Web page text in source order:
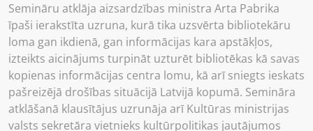
Semināru atklāja aizsardzības ministra Arta Pabrika
īpaši ierakstīta uzruna, kurā tika uzsvērta bibliotekāru
loma gan ikdienā, gan informācijas kara apstākļos,
izteikts aicinājums turpināt uzturēt bibliotēkas kā savas
kopienas informācijas centra lomu, kā arī sniegts ieskats
pašreizējā drošības situācijā Latvijā kopumā. Semināra
atklāšanā klausītājus uzrunāja arī Kultūras ministrijas
valsts sekretāra vietnieks kultūrpolitikas jautājumos